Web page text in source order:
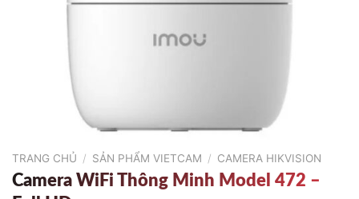
TRANG CHỦ / SẢN PHẨM VIETCAM / CAMERA HIKVISION
Camera WiFi Thông Minh Model 472 –